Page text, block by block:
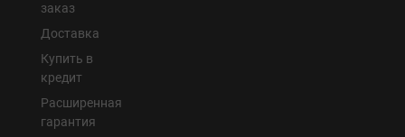
заказ
Доставка
Купить в
кредит
Расширенная
гарантия